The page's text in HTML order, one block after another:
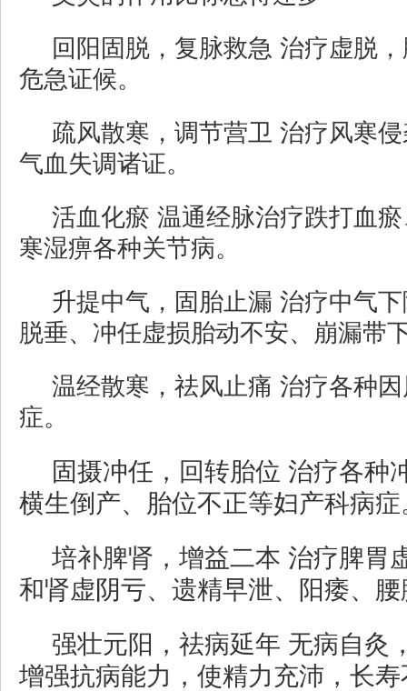
回阳固脱，复脉救急 治疗虚脱
危急证候。
疏风散寒，调节营卫 治疗风寒
气血失调诸证。
活血化瘀 温通经脉治疗跌打血
寒湿痹各种关节病。
升提中气，固胎止漏 治疗中气
脱垂、冲任虚损胎动不安、崩漏带
温经散寒，祛风止痛 治疗各种
症。
固摄冲任，回转胎位 治疗各种
横生倒产、胎位不正等妇产科病症
培补脾肾，增益二本 治疗脾胃
和肾虚阴亏、遗精早泄、阳痿、
强壮元阳，祛病延年 无病自灸
增强抗病能力，使精力充沛，长